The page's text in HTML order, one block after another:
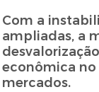
Com a
ampliadas, a
econômica no
mercados.